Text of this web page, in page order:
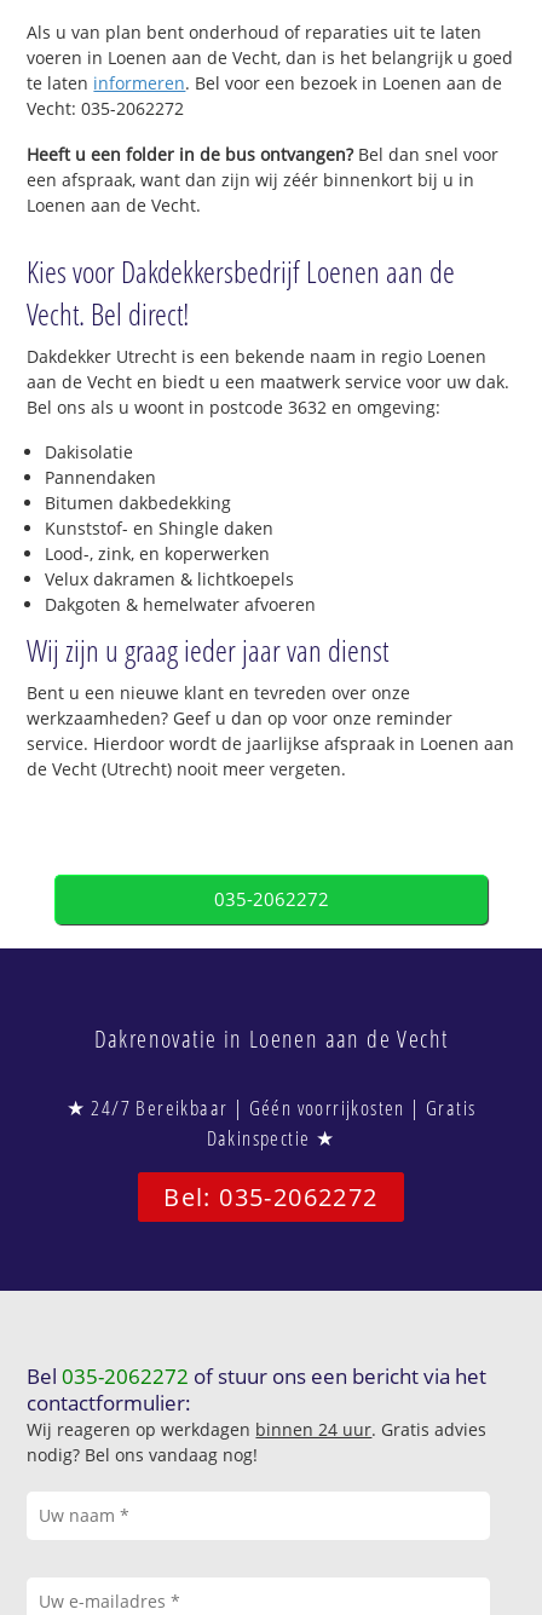
Als u van plan bent onderhoud of reparaties uit te laten
voeren in Loenen aan de Vecht, dan is het belangrijk u goed
te laten informeren. Bel voor een bezoek in Loenen aan de
Vecht: 035-2062272
Heeft u een folder in de bus ontvangen?Bel dan snel voor
een afspraak, want dan zijn wij zéér binnenkort bij u in
Loenen aan de Vecht.
Kies voor Dakdekkersbedrijf Loenen aan de
Vecht. Bel direct!
Dakdekker Utrecht is een bekende naam in regio Loenen
aan de Vecht en biedt u een maatwerk service voor uw dak.
Bel ons als u woont in postcode 3632 en omgeving:
Dakisolatie
Pannendaken
Bitumen dakbedekking
Kunststof- en Shingle daken
Lood-, zink, en koperwerken
Velux dakramen & lichtkoepels
Dakgoten & hemelwater afvoeren
Wij zijn u graag ieder jaar van dienst
Bent u een nieuwe klant en tevreden over onze
werkzaamheden? Geef u dan op voor onze reminder
service. Hierdoor wordt de jaarlijkse afspraak in Loenen aan
de Vecht (Utrecht) nooit meer vergeten.
035-2062272
Dakrenovatie in Loenen aan de Vecht
★ 24/7 Bereikbaar | Géén voorrijkosten | Gratis
Dakinspectie ★
Bel: 035-2062272
Bel035-2062272 of stuur ons een bericht via het
contactformulier:
Wij reageren op werkdagen binnen 24 uur. Gratis advies
nodig? Bel ons vandaag nog!